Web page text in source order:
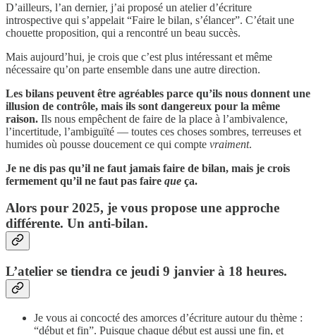
D’ailleurs, l’an dernier, j’ai proposé un atelier d’écriture
introspective qui s’appelait “Faire le bilan, s’élancer”. C’était une
chouette proposition, qui a rencontré un beau succès.
Mais aujourd’hui, je crois que c’est plus intéressant et même
nécessaire qu’on parte ensemble dans une autre direction.
Les bilans peuvent être agréables parce qu’ils nous donnent une
illusion de contrôle, mais ils sont dangereux pour la même
raison. Ils nous empêchent de faire de la place à l’ambivalence,
l’incertitude, l’ambiguïté — toutes ces choses sombres, terreuses et
humides où pousse doucement ce qui compte vraiment.
Je ne dis pas qu’il ne faut jamais faire de bilan, mais je crois
fermement qu’il ne faut pas faire que ça.
Alors pour 2025, je vous propose une approche
différente. Un anti-bilan.
L’atelier se tiendra ce jeudi 9 janvier à 18 heures.
Je vous ai concocté des amorces d’écriture autour du thème :
“début et fin”. Puisque chaque début est aussi une fin, et